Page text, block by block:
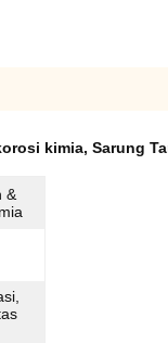
kimia, Sarung
&